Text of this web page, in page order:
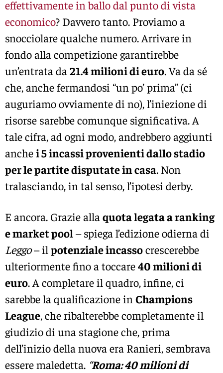
effettivamente in ballo dal punto di vista
economico? Davvero tanto. Proviamo a
snocciolare qualche numero. Arrivare in
fondo alla competizione garantirebbe
un’entrata da 21.4 milioni di euro. Va da sé
che, anche fermandosi “un po’ prima” (ci
auguriamo ovviamente di no), l’iniezione di
risorse sarebbe comunque significativa. A
tale cifra, ad ogni modo, andrebbero aggiunti
anchei 5 incassi provenienti dallo stadio
per le partite disputate in casa. Non
tralasciando, in tal senso, l’ipotesi derby.
E ancora. Grazie alla quota legata a ranking
e market pool – spiega l’edizione odierna di
Leggo– il potenziale incassocrescerebbe
ulteriormente fino a toccare40 milioni di
euro. A completare il quadro, infine, ci
sarebbe la qualificazione in Champions
League, che ribalterebbe completamente il
giudizio di una stagione che, prima
dell’inizio della nuova era Ranieri, sembrava
essere maledetta. “Roma: 40 milioni di